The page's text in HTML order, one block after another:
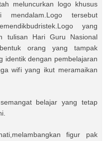
meluncurkan logo khusus
tersebut
yang
tulisan Hari Guru Nasional
orang yang tampak
identik dengan pembelajaran
wifi yang ikut meramaikan
belajar yang tetap
figur pak